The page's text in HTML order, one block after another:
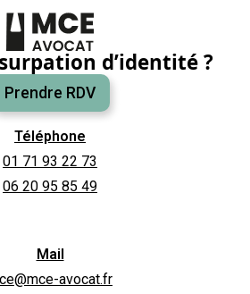
d’identité ?
Prendre RDV
Téléphone
01 71 93 22 73
06 20 95 85 49
Mail
avocat.fr